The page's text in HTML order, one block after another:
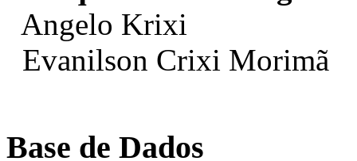
Angelo Krixi
Evanilson Crixi Morimã
Base de Dados